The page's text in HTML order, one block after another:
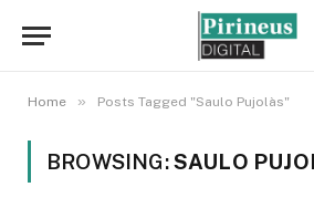
Home » Posts Tagged "Saulo Pujolàs"
BROWSING:SAULO